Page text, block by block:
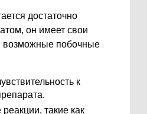
достаточно
он имеет свои
возможные побочные
к
такие как